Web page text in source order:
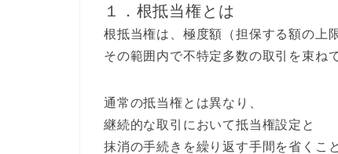
１．根抵当権とは
根抵当権は、極度額（担保する額の上
その範囲内で不特定多数の取引を束ね
通常の抵当権とは異なり、
継続的な取引において抵当権設定と
抹消の手続きを繰り返す手間を省くこ